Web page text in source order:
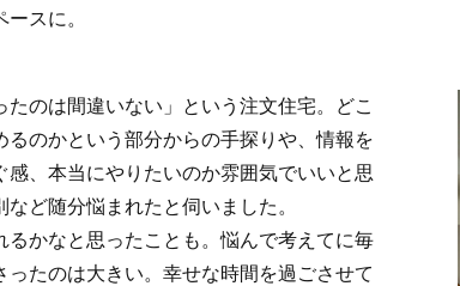
スに。
たのは間違いない」という注文住宅。どこ
るのかという部分からの手探りや、情報を
感、本当にやりたいのか雰囲気でいいと思
など随分悩まれたと伺いました。
るかなと思ったことも。悩んで考えてに毎
ったのは大きい。幸せな時間を過ごさせて